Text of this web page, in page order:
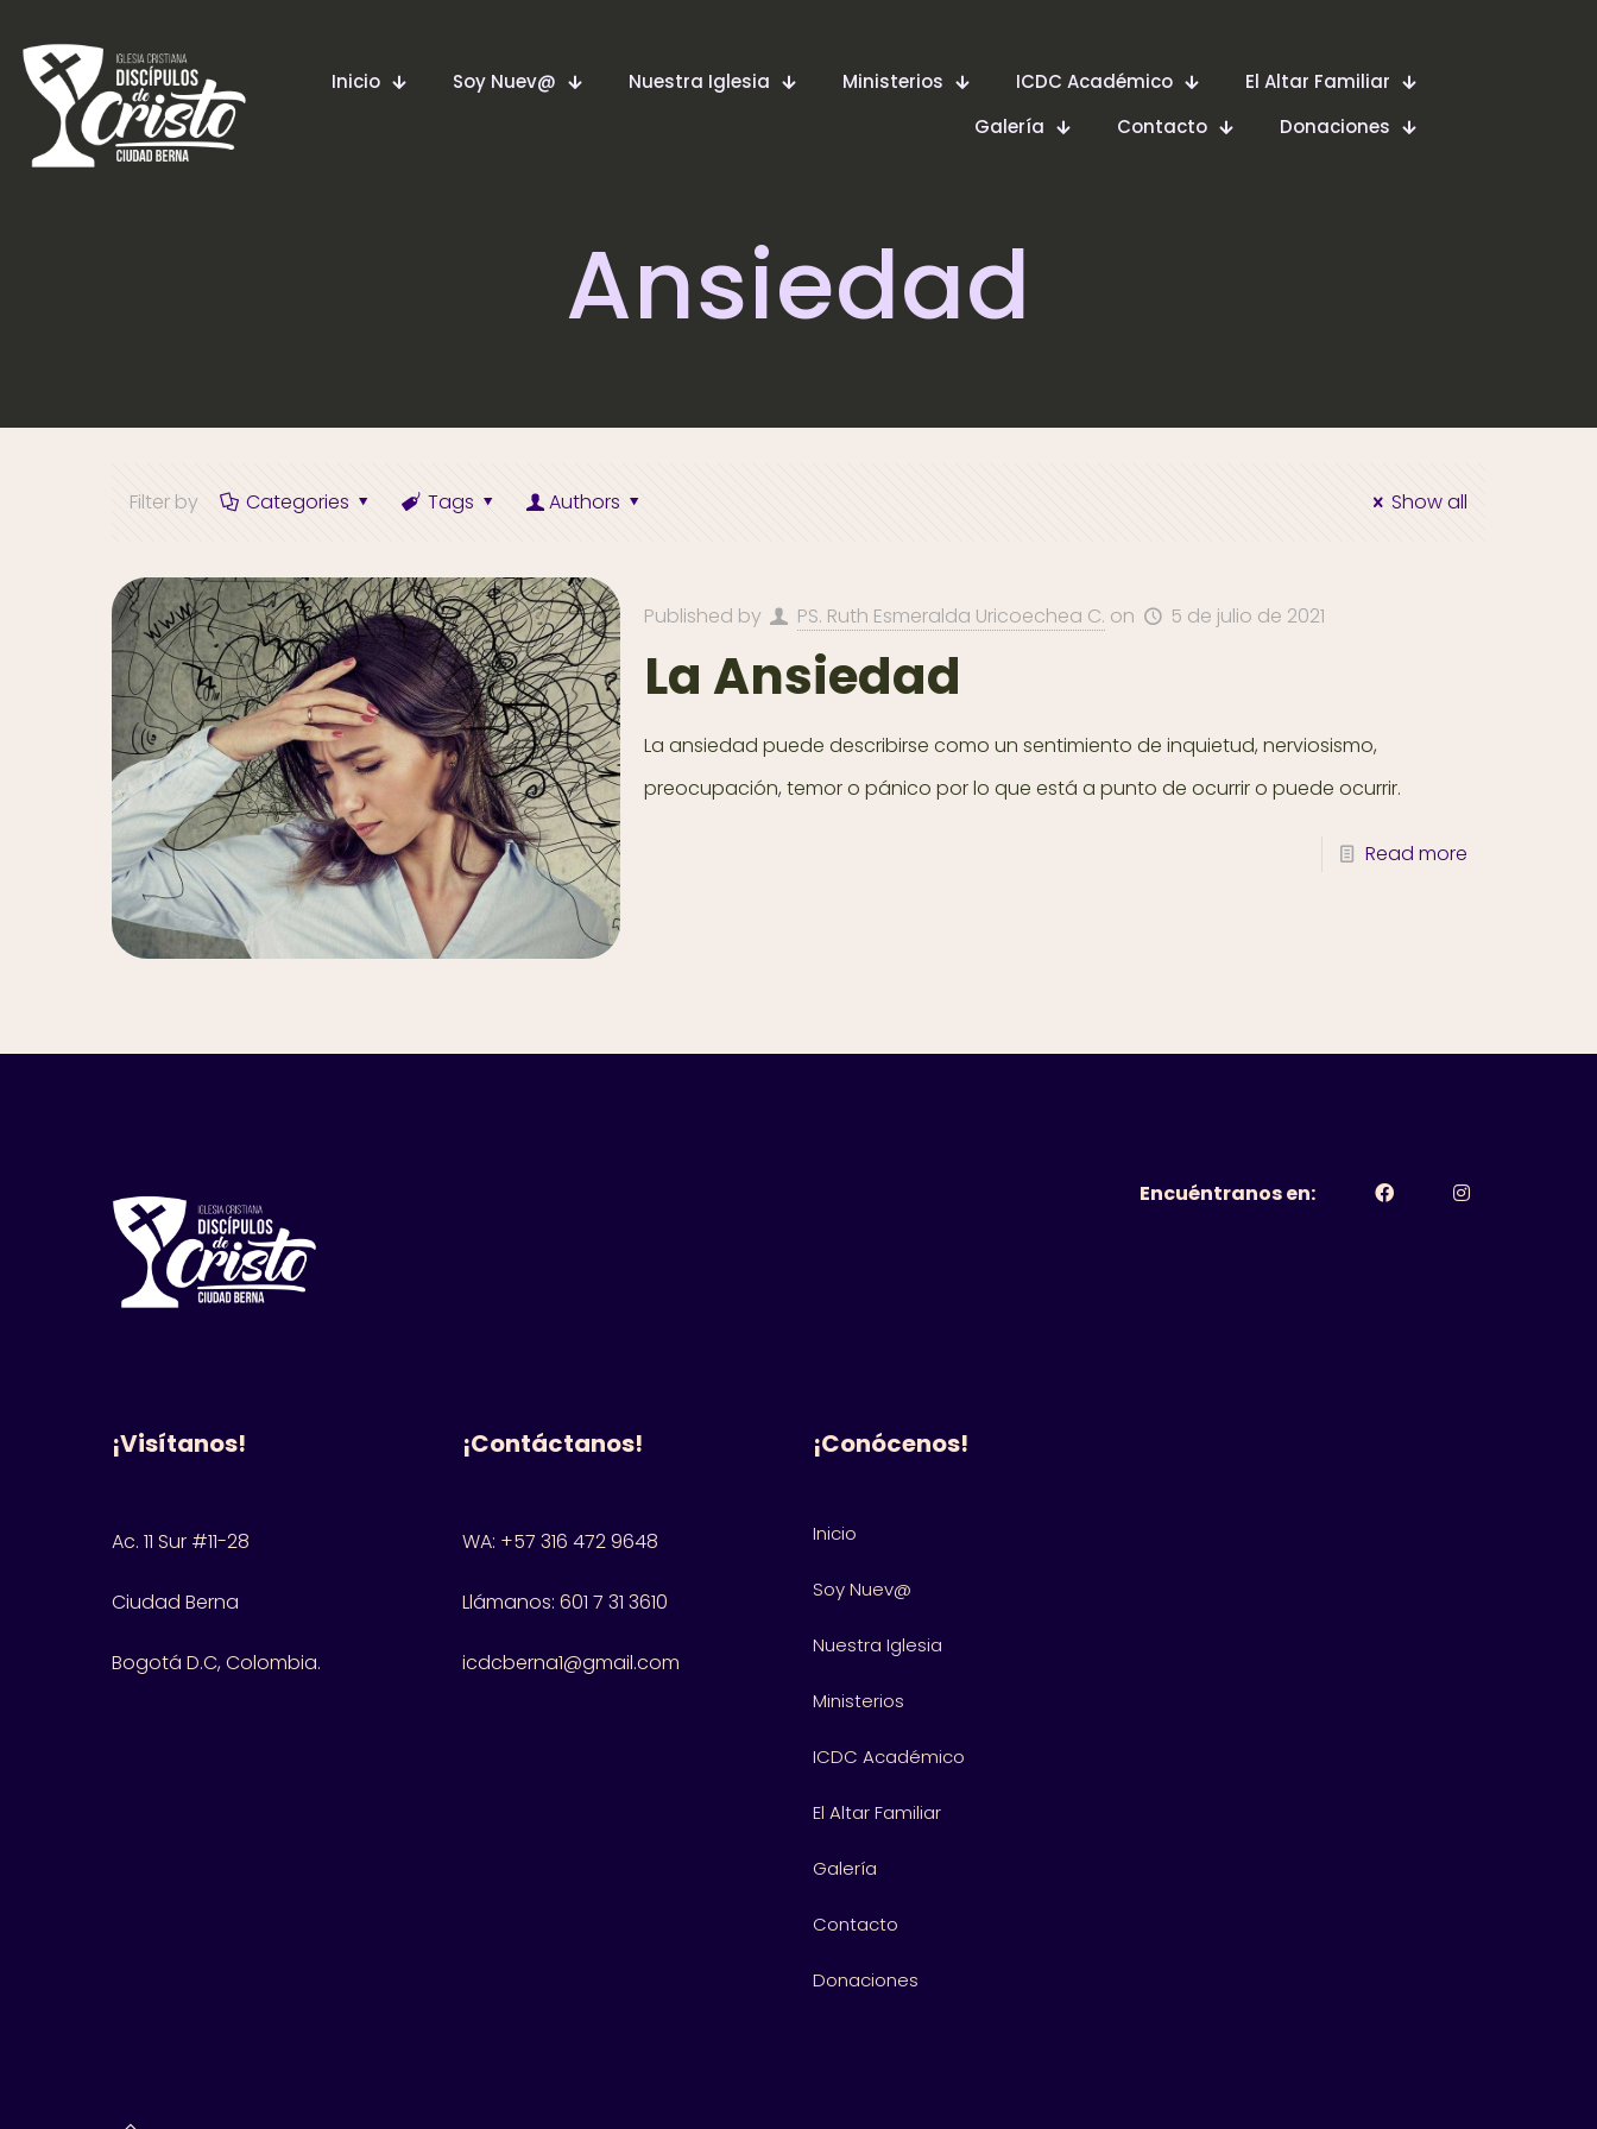
Inicio Soy Nuev@ Nuestra Iglesia Ministerios ICDC Académico
El Altar Familiar
Galería
Contacto Donaciones
Ansiedad
Filter by Categories Tags Authors Show all
Published by PS. Ruth Esmeralda Uricoechea C. on 5 de julio de 2021
La Ansiedad
La ansiedad puede describirse como un sentimiento de inquietud, nerviosismo,
preocupación, temor o pánico por lo que está a punto de ocurrir o puede ocurrir.
Read more
Encuéntranos en:
¡Visítanos!
Ac. 11 Sur #11-28
Ciudad Berna
Bogotá D.C, Colombia.
¡Contáctanos!
WA: +57 316 472 9648
Llámanos: 601 7 31 3610
icdcberna1@gmail.com
¡Conócenos!
Inicio
Soy Nuev@
Nuestra Iglesia
Ministerios
ICDC Académico
El Altar Familiar
Galería
Contacto
Donaciones